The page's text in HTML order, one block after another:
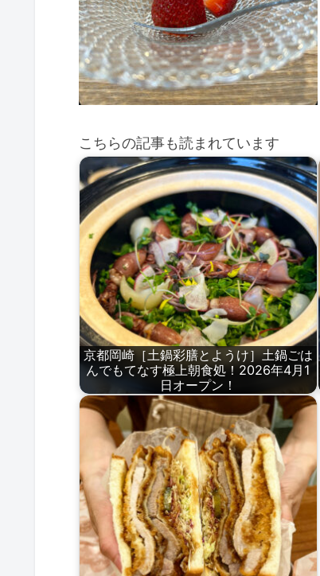
こちらの記事も読まれています
京都岡崎［土鍋彩膳とようけ］土鍋ごは
んでもてなす極上朝食処！2026年4月1
日オープン！